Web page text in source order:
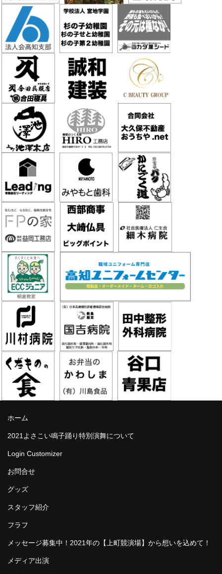
ホーム
2021よさこい鳴子踊り特別演舞について
Login Customizer
お問合せ
グッズ
スタッフ紹介
フラフ
メッセージ募集中！2021年の【上町競演場】から想いを込めて！
メディア出演